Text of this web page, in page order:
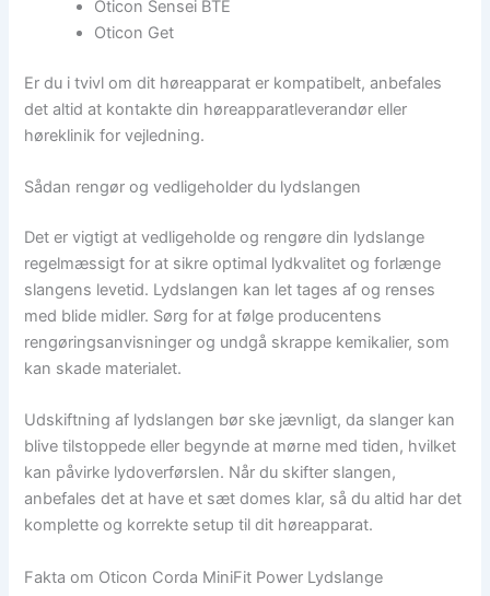
Oticon Sensei BTE
Oticon Get
Er du i tvivl om dit høreapparat er kompatibelt, anbefales
det altid at kontakte din høreapparatleverandør eller
høreklinik for vejledning.
Sådan rengør og vedligeholder du lydslangen
Det er vigtigt at vedligeholde og rengøre din lydslange
regelmæssigt for at sikre optimal lydkvalitet og forlænge
slangens levetid. Lydslangen kan let tages af og renses
med blide midler. Sørg for at følge producentens
rengøringsanvisninger og undgå skrappe kemikalier, som
kan skade materialet.
Udskiftning af lydslangen bør ske jævnligt, da slanger kan
blive tilstoppede eller begynde at mørne med tiden, hvilket
kan påvirke lydoverførslen. Når du skifter slangen,
anbefales det at have et sæt domes klar, så du altid har det
komplette og korrekte setup til dit høreapparat.
Fakta om Oticon Corda MiniFit Power Lydslange